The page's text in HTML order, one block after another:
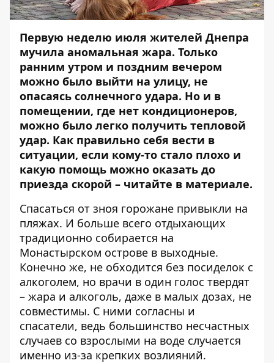
Первую неделю июля жителей Днепра
мучила аномальная жара. Только
ранним утром и поздним вечером
можно было выйти на улицу, не
опасаясь солнечного удара. Но и в
помещении, где нет кондиционеров,
можно было легко получить тепловой
удар. Как правильно себя вести в
ситуации, если кому-то стало плохо и
какую помощь можно оказать до
приезда скорой – читайте в материале.
Спасаться от зноя горожане привыкли на
пляжах. И больше всего отдыхающих
традиционно собирается на
Монастырском острове в выходные.
Конечно же, не обходится без посиделок с
алкоголем, но врачи в один голос твердят
– жара и алкоголь, даже в малых дозах, не
совместимы. С ними согласны и
спасатели, ведь большинство несчастных
случаев со взрослыми на воде случается
именно из-за крепких возлияний.